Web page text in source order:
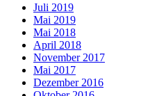
Juli 2019
Mai 2019
Mai 2018
April 2018
November 2017
Mai 2017
Dezember 2016